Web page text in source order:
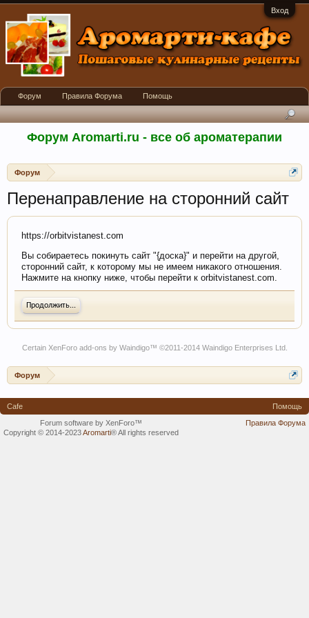
Вход
Форум Aromarti.ru - все об ароматерапии
Форум
Перенаправление на сторонний сайт
https://orbitvistanest.com
Вы собираетесь покинуть сайт "{доска}" и перейти на другой,
сторонний сайт, к которому мы не имеем никакого отношения.
Нажмите на кнопку ниже, чтобы перейти к orbitvistanest.com.
Продолжить...
Certain XenForo add-ons by Waindigo™ ©2011-2014 Waindigo Enterprises Ltd.
Форум
Форум Правила Форума Помощь
Cafe
Помощь
Правила Форума
Forum software by XenForo™
Copyright © 2014-2023Aromarti®All rights reserved